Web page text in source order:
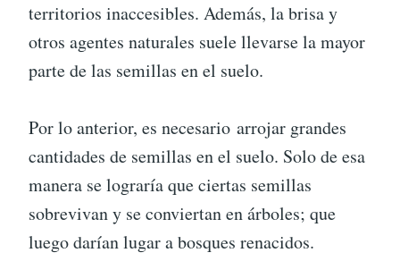
territorios inaccesibles. Además, la brisa y
otros agentes naturales suele llevarse la mayor
parte de las semillas en el suelo.
Por lo anterior, es necesario arrojar grandes
cantidades de semillas en el suelo. Solo de esa
manera se lograría que ciertas semillas
sobrevivan y se conviertan en árboles; que
luego darían lugar a bosques renacidos.